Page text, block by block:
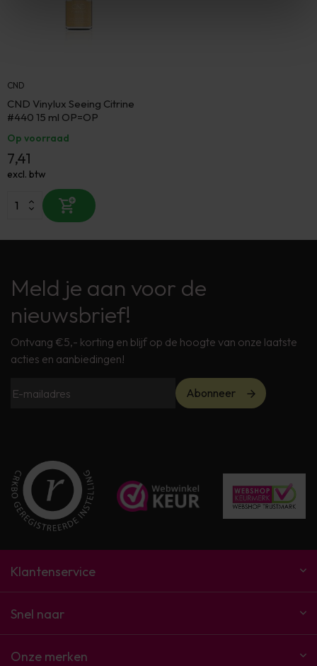
CND
CND Vinylux Seeing Citrine
#440 15 ml OP=OP
Op voorraad
7,41
excl. btw
Meld je aan voor de
nieuwsbrief!
Ontvang €5,- korting en blijf op de hoogte van onze laatste
acties en aanbiedingen!
Abonneer
Klantenservice
Snel naar
Onze merken